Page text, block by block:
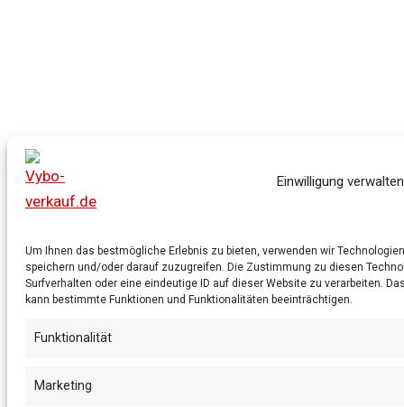
Einwilligung verwalten
Um Ihnen das bestmögliche Erlebnis zu bieten, verwenden wir
speichern und/oder darauf zuzugreifen. Die Zustimmung zu diesen
Surfverhalten oder eine eindeutige ID auf dieser Website zu verarbeiten.
kann bestimmte Funktionen und Funktionalitäten beeinträchtigen.
Funktionalität
Marketing